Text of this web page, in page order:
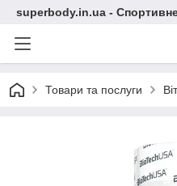
superbody.in.ua - Спортивне
Товари та послуги